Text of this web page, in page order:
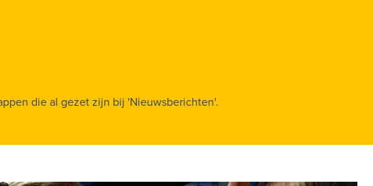
die al gezet zijn bij 'Nieuwsberichten'.